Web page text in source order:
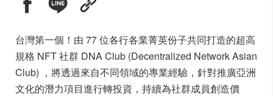
台灣第一個！由 77 位各行各業菁英份子共同打造的超高
規格 NFT 社群 DNA Club (Decentralized Network Asian
Club) ，將透過來自不同領域的專業經驗，針對推廣亞洲
文化的潛力項目進行轉投資，持續為社群成員創造價